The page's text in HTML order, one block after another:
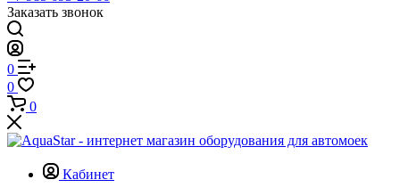
Заказать звонок
0
0
0
Кабинет